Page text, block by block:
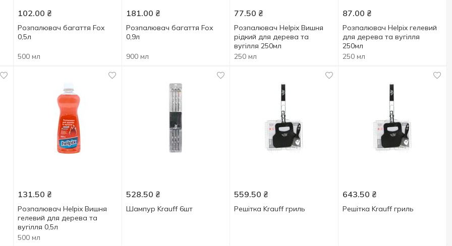
102.00 ₴
Розпалювач багаття Fox
0,5л
500 мл
181.00 ₴
Розпалювач багаття Fox
0,9л
900 мл
77.50 ₴
Розпалювач Helpix Вишня
рідкий для дерева та
вугілля 250мл
250 мл
87.00 ₴
Розпалювач Helpix гелевий
для дерева та вугілля
250мл
250 мл
131.50 ₴
Розпалювач Helpix Вишня
гелевий для дерева та
вугілля 0,5л
500 мл
528.50 ₴
Шампур Krauff 6шт
559.50 ₴
Решітка Krauff гриль
643.50 ₴
Решітка Krauff гриль